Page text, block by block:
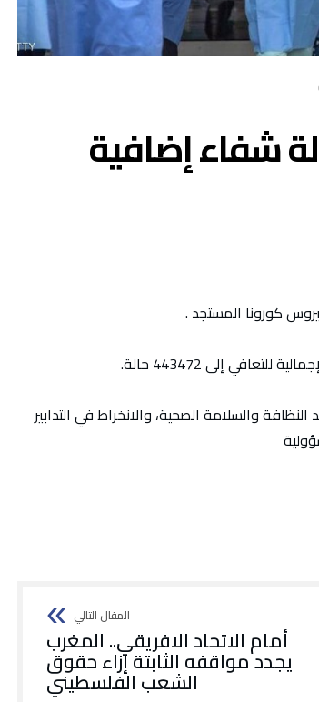
بالمغرب: 1031حالة شفاء إضافية
كورونا المستجد .
والسلامة الصحية، والانخراط في التدابير
أمام الاتحاد الافريقي.. المغرب
يجدد مواقفه الثابتة إزاء حقوق
الشعب الفلسطيني